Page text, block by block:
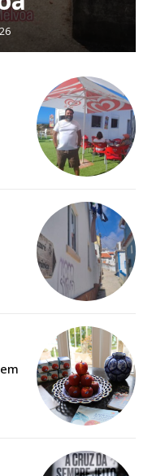
feira em sua
para